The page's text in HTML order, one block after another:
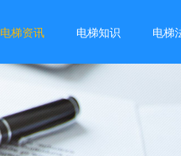
电梯资讯 电梯知识 电梯